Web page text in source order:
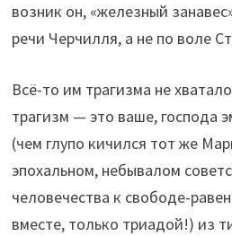
возник он, «железный
речи Черчилля, а не по воле
Всё-то им трагизма не
трагизм — это ваше, господа
(чем глупо кичился тот же
эпохальном, небывалом
человечества к свободе-
вместе, только триадой!) из